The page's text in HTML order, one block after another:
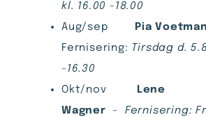
kl. 16.00 -18.00
Aug/sep
Pia
Fernisering: Tirsdag d.
-16.30
Okt/nov
Lene
Wagner - Fernisering: